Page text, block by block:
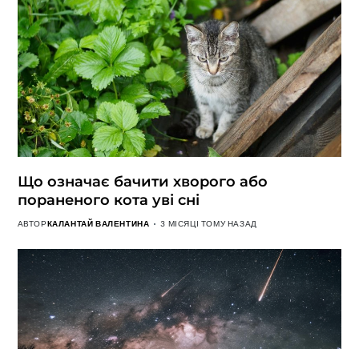
Що означає бачити хворого або
пораненого кота уві сні
АВТОРКАЛАНТАЙ ВАЛЕНТИНА 3 МІСЯЦІ ТОМУ НАЗАД